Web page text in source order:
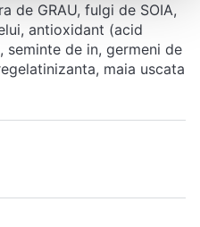
de GRAU, fulgi de SOIA,
antioxidant (acid
seminte de in, germeni de
maia uscata